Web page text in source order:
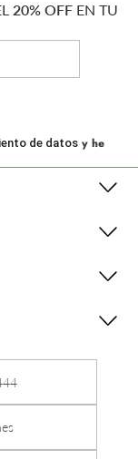
20% OFFEN TU
de datos y he